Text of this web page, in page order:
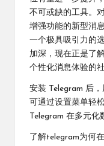
不可或缺的工具。
增强功能的新型消
一个极具吸引力的
加深，现在正是了
个性化消息体验的
安装 Telegram 后
可通过设置菜单轻
Telegram 在多元
了解telegram为何